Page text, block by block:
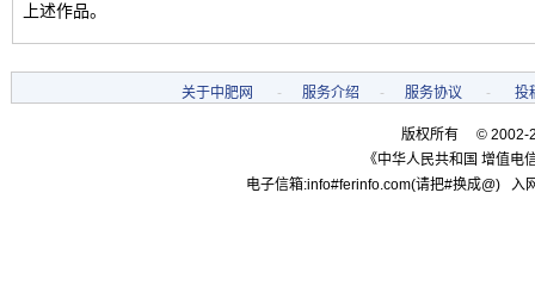
上述作品。
关于中肥网 - 服务介绍 - 服务协议 - 投
版权所有 © 2002-
《中华人民共和国 增值电
电子信箱:info#ferinfo.com(请把#换成@)